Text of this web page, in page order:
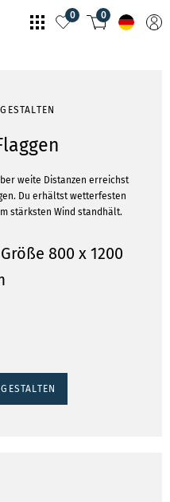
0 0
weite Distanzen erreichst
Du erhältst wetterfesten
stärksten Wind standhält.
800 x 1200